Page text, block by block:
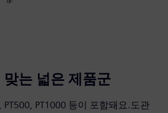
는 넓은 제품군
PT500, PT1000 등이 포함돼요.도관